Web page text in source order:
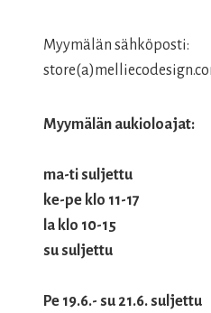
Myymälän sähköposti:
Myymälän aukioloajat:
ma-ti suljettu
ke-pe klo 11-17
la klo 10-15
su suljettu
Pe 19.6.- su 21.6. suljettu